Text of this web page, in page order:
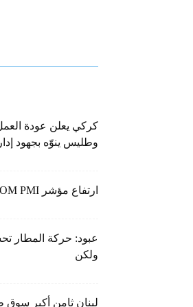
كركي يعلن عودة
وطليس ينوّه بجهود
ارتفاع مؤشر BLOM PMI في تموز إلى 50.7 نقطة
عبود: حركة المطار
ولكن
لبنان ثامن أكبر